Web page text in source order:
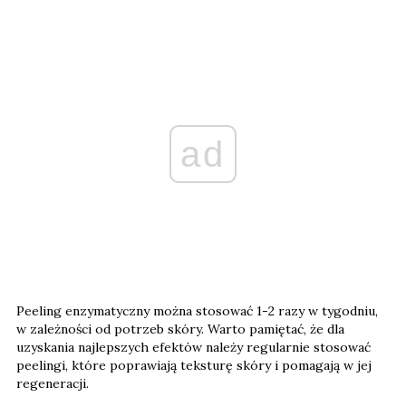
ad
Peeling enzymatyczny można stosować 1-2 razy w tygodniu,
w zależności od potrzeb skóry. Warto pamiętać, że dla
uzyskania najlepszych efektów należy regularnie stosować
peelingi, które poprawiają teksturę skóry i pomagają w jej
regeneracji.